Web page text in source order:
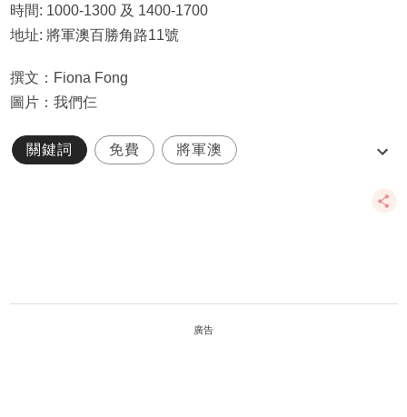
時間: 1000-1300 及 1400-1700
地址: 將軍澳百勝角路11號
撰文：Fiona Fong
圖片：我們仨
關鍵詞 免費 將軍澳
廣告